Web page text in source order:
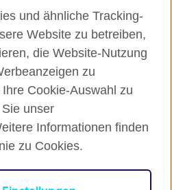
Tok
Contact us
courses:
Student Code of Conduct
Inclusion Statement for
Privacy notice
Council:
Policy Statement
Terms
Services
British Council
und ähnliche Tracking-
Website zu betreiben,
die Website-Nutzung
zu
Cookie-Auswahl zu
unser
Informationen finden
zu Cookies.